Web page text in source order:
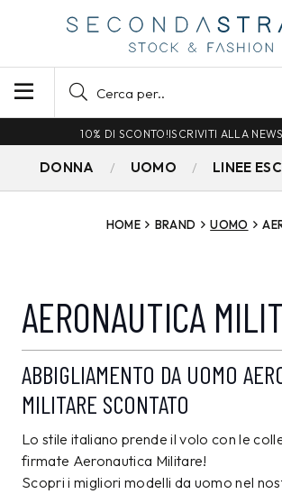
10% DI SCONTO!ISCRIVITI ALLA
DONNA UOMO LINEE
HOME BRAND UOMO
AERONAUTICA
ABBIGLIAMENTO DA UOMO
MILITARE SCONTATO
Lo stile italiano prende il volo con le
firmate Aeronautica Militare!
Scopri i migliori modelli da uomo nel